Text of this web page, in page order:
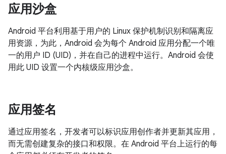
应用沙盒
Android 平台利用基于用户的 Linux 保护机制识别和隔离应
用资源，为此，Android 会为每个 Android 应用分配一个唯
一的用户 ID (UID)，并在自己的进程中运行。Android 会使
用此 UID 设置一个内核级应用沙盒。
应用签名
通过应用签名，开发者可以标识应用创作者并更新其应用，
而无需创建复杂的接口和权限。在 Android 平台上运行的每